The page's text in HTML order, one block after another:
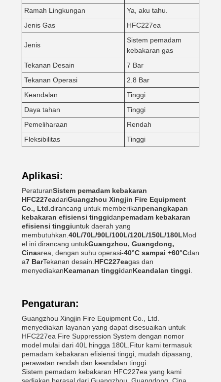
Ramah Lingkungan
Ya, aku tahu.
Jenis Gas
HFC227ea
Jenis
Sistem pemadam
kebakaran gas
Tekanan Desain
7 Bar
Tekanan Operasi
2.8 Bar
Keandalan
Tinggi
Daya tahan
Tinggi
Pemeliharaan
Rendah
Fleksibilitas
Tinggi
Aplikasi:
PeraturanSistem pemadam kebakaran
HFC227eadariGuangzhou Xingjin Fire Equipment
Co., Ltd.dirancang untuk memberikanpenangkapan
kebakaran efisiensi tinggidanpemadam kebakaran
efisiensi tinggiuntuk daerah yang
membutuhkan. 40L/70L/90L/100L/120L/150L/180LMod
el ini dirancang untukGuangzhou, Guangdong,
Cinaarea, dengan suhu operasi-40°C sampai +60°Cdan
a7 BarTekanan desain. HFC227eagas dan
menyediakanKeamanan tinggidanKeandalan tinggi
Pengaturan:
Guangzhou Xingjin Fire Equipment Co., Ltd.
menyediakan layanan yang dapat disesuaikan untuk
HFC227ea Fire Suppression System dengan nomor
model mulai dari 40L hingga 180L.Fitur kami termasuk
pemadam kebakaran efisiensi tinggi, mudah dipasang,
perawatan rendah dan keandalan tinggi.
Sistem pemadam kebakaran HFC227ea yang kami